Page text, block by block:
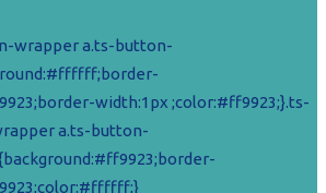
wrapper a.ts-button-
width:1px ;color:#ff9923;}.ts-
a.ts-button-